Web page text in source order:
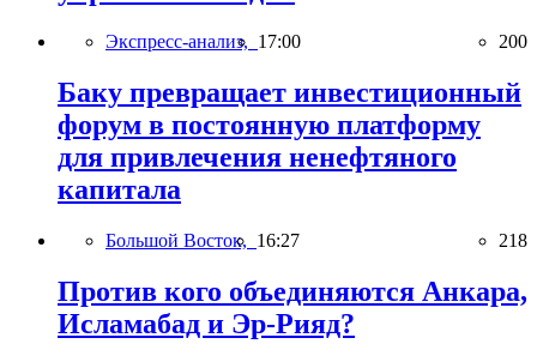
Экспресс-анализ, 17:00 200
Баку превращает инвестиционный
форум в постоянную платформу
для привлечения ненефтяного
капитала
Большой Восток, 16:27 218
Против кого объединяются Анкара,
Исламабад и Эр-Рияд?